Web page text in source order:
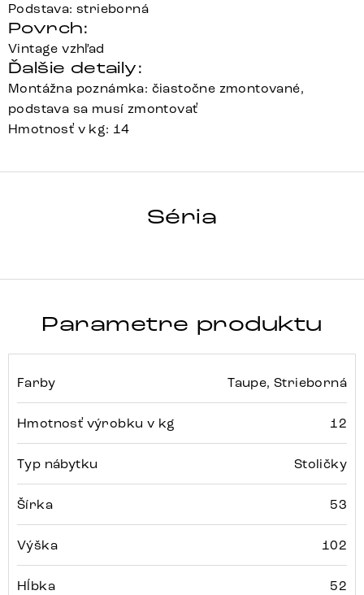
Podstava: strieborná
Povrch:
Vintage vzhľad
Ďalšie detaily:
Montážna poznámka: čiastočne zmontované,
podstava sa musí zmontovať
Hmotnosť v kg: 14
Séria
YULO-FLEX
Parametre produktu
Farby Taupe, Strieborná
Hmotnosť výrobku v kg 12
Typ nábytku Stoličky
Šírka 53
Výška 102
Hĺbka 52